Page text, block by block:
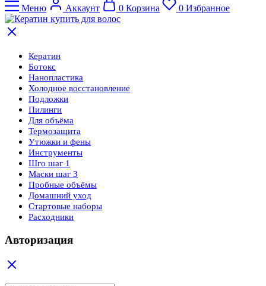
Меню Аккаунт 0 Корзина 0 Избранное
Кератин
Ботокс
Нанопластика
Холодное восстановление
Подложки
Пилинги
Для объёма
Термозащита
Утюжки и фены
Инструменты
Шго шаг 1
Маски шаг 3
Пробные объёмы
Домашний уход
Стартовые наборы
Расходники
Авторизация